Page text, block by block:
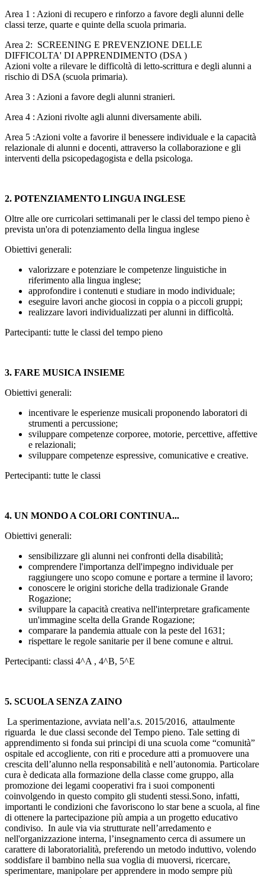
Area 1 : Azioni di recupero e rinforzo a favore degli alunni delle
classi terze, quarte e quinte della scuola primaria.
Area 2: SCREENING E PREVENZIONE DELLE
DIFFICOLTA' DI APPRENDIMENTO (DSA )
Azioni volte a rilevare le difficoltà di letto-scrittura e degli alunni a
rischio di DSA (scuola primaria).
Area 3 : Azioni a favore degli alunni stranieri.
Area 4 : Azioni rivolte agli alunni diversamente abili.
Area 5 :Azioni volte a favorire il benessere individuale e la capacità
relazionale di alunni e docenti, attraverso la collaborazione e gli
interventi della psicopedagogista e della psicologa.
2. POTENZIAMENTO LINGUA INGLESE
Oltre alle ore curricolari settimanali per le classi del tempo pieno è
prevista un'ora di potenziamento della lingua inglese
Obiettivi generali:
valorizzare e potenziare le competenze linguistiche in
riferimento alla lingua inglese;
approfondire i contenuti e studiare in modo individuale;
eseguire lavori anche giocosi in coppia o a piccoli gruppi;
realizzare lavori individualizzati per alunni in difficoltà.
Partecipanti: tutte le classi del tempo pieno
3. FARE MUSICA INSIEME
Obiettivi generali:
incentivare le esperienze musicali proponendo laboratori di
strumenti a percussione;
sviluppare competenze corporee, motorie, percettive, affettive
e relazionali;
sviluppare competenze espressive, comunicative e creative.
Pertecipanti: tutte le classi
4. UN MONDO A COLORI CONTINUA...
Obiettivi generali:
sensibilizzare gli alunni nei confronti della disabilità;
comprendere l'importanza dell'impegno individuale per
raggiungere uno scopo comune e portare a termine il lavoro;
conoscere le origini storiche della tradizionale Grande
Rogazione;
sviluppare la capacità creativa nell'interpretare graficamente
un'immagine scelta della Grande Rogazione;
comparare la pandemia attuale con la peste del 1631;
rispettare le regole sanitarie per il bene comune e altrui.
Pertecipanti: classi 4^A , 4^B, 5^E
5. SCUOLA SENZA ZAINO
La sperimentazione, avviata nell’a.s. 2015/2016, attaulmente
riguarda le due classi seconde del Tempo pieno. Tale setting di
apprendimento si fonda sui principi di una scuola come “comunità”
ospitale ed accogliente, con riti e procedure atti a promuovere una
crescita dell’alunno nella responsabilità e nell’autonomia. Particolare
cura è dedicata alla formazione della classe come gruppo, alla
promozione dei legami cooperativi fra i suoi componenti
coinvolgendo in questo compito gli studenti stessi.Sono, infatti,
importanti le condizioni che favoriscono lo star bene a scuola, al fine
di ottenere la partecipazione più ampia a un progetto educativo
condiviso. In aule via via strutturate nell’arredamento e
nell'organizzazione interna, l’insegnamento cerca di assumere un
carattere di laboratorialità, preferendo un metodo induttivo, volendo
soddisfare il bambino nella sua voglia di muoversi, ricercare,
sperimentare, manipolare per apprendere in modo sempre più